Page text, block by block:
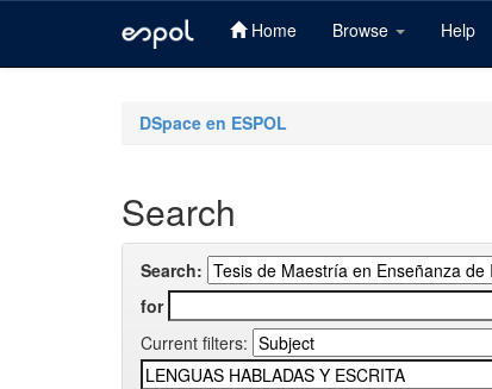
Home Browse Help
DSpace en ESPOL
Search
Search:
for
Current filters: